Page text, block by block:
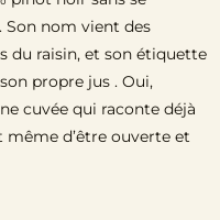
nom vient des
du raisin, et son étiquette
propre jus . Oui,
cuvée qui raconte déjà
d’être ouverte et